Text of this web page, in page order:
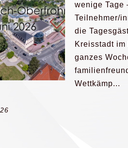
wenige Tage
Teilnehmer/
die
Kreisstadt
ganzes
Wettkämp...